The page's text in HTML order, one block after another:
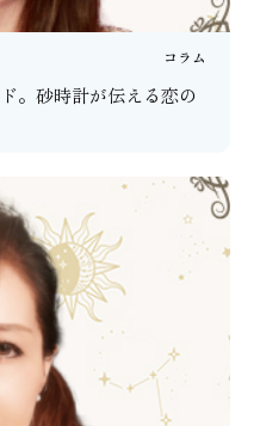
コラム
。砂時計が伝える恋の